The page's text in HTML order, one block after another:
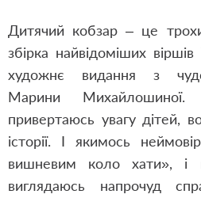
Дитячий кобзар – це
збірка найвідоміших
художнє видання з
Марини
привертаюсь увагу дітей,
історії. І якимось
вишневим коло хати», і
виглядаюсь напрочуд